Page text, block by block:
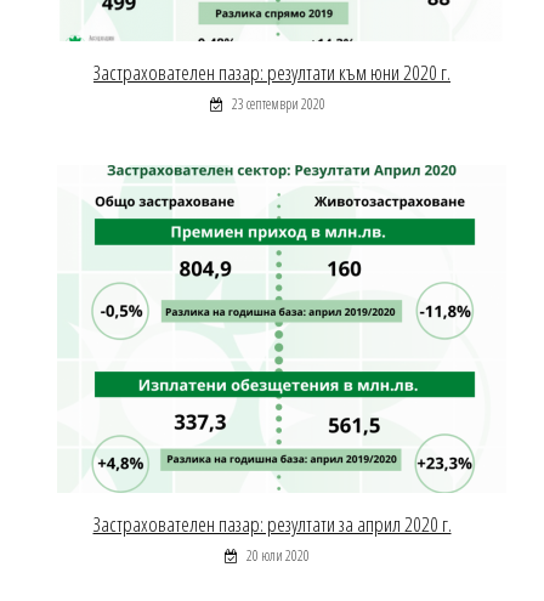
Застрахователен пазар: резултати към юни 2020 г.
23 септември 2020
Застрахователен пазар: резултати за април 2020 г.
20 юли 2020